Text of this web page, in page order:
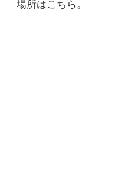
場所はこちら。